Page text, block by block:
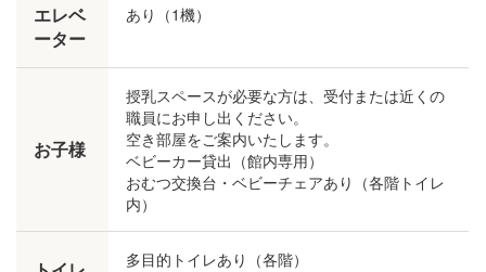
エレベ
ーター
あり（1機）
お子様
授乳スペースが必要な方は、受付または近くの
職員にお申し出ください。
空き部屋をご案内いたします。
ベビーカー貸出（館内専用）
おむつ交換台・ベビーチェアあり（各階トイレ
内）
多目的トイレあり（各階）